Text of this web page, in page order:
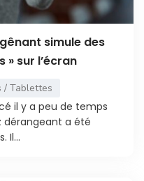
simule des
» sur l’écran
/ Tablettes
il y a peu de temps
dérangeant a été
Il...